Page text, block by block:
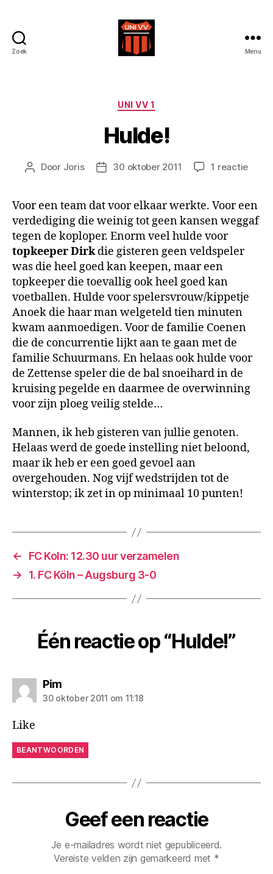
Zoek Menu
Categorieën
UNI VV 1
Hulde!
Berichtauteur
Door Joris Berichtdatum
30 oktober 2011 1 reactieop
Voor een team dat voor elkaar werkte. Voor een
verdediging die weinig tot geen kansen weggaf
tegen de koploper. Enorm veel hulde voor
topkeeper Dirkdie gisteren geen veldspeler
was die heel goed kan keepen, maar een
topkeeper die toevallig ook heel goed kan
voetballen. Hulde voor spelersvrouw/kippetje
Anoek die haar man welgeteld tien minuten
kwam aanmoedigen. Voor de familie Coenen
die de concurrentie lijkt aan te gaan met de
familie Schuurmans. En helaas ook hulde voor
de Zettense speler die de bal snoeihard in de
kruising pegelde en daarmee de overwinning
voor zijn ploeg veilig stelde…
Mannen, ik heb gisteren van jullie genoten.
Helaas werd de goede instelling niet beloond,
maar ik heb er een goed gevoel aan
overgehouden. Nog vijf wedstrijden tot de
winterstop; ik zet in op minimaal 10 punten!
←
FC Koln: 12.30 uur verzamelen
→
1. FC Köln – Augsburg 3-0
Één reactie op “Hulde!”
Pimzegt:
30 oktober 2011 om 11:18
Like
BEANTWOORDEN
Geef een reactie
Je e-mailadres wordt niet gepubliceerd.
Vereiste velden zijn gemarkeerd met *